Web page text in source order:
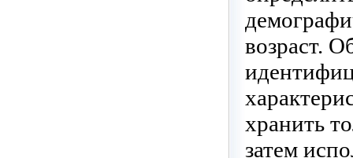
возраст.
хранить
затем